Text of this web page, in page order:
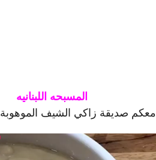
المسبحه اللبنانيه
معكم صديقة زاكي الشيف الموهوبة